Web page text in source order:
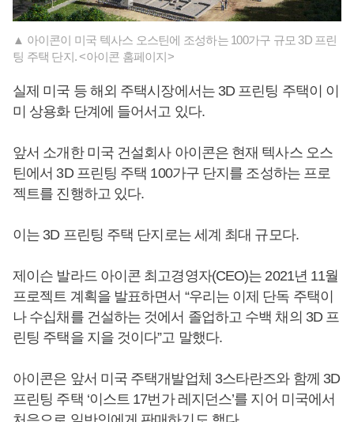
▲ 아이콘이 미국 텍사스 오스틴에 조성하는 100가구 규모 3D 프린
팅 주택 단지. <아이콘 홈페이지>
실제 미국 등 해외 주택시장에서는 3D 프린팅 주택이 이
미 상용화 단계에 들어서고 있다.
앞서 소개한 미국 건설회사 아이콘은 현재 텍사스 오스
틴에서 3D 프린팅 주택 100가구 단지를 조성하는 프로
젝트를 진행하고 있다.
이는 3D 프린팅 주택 단지로는 세계 최대 규모다.
제이슨 발라드 아이콘 최고경영자(CEO)는 2021년 11월
프로젝트 계획을 발표하면서 “우리는 이제 단독 주택이
나 수십채를 건설하는 것에서 졸업하고 수백 채의 3D 프
린팅 주택을 지을 것이다”고 말했다.
아이콘은 앞서 미국 주택개발업체 3스타란즈와 함께 3D
프린팅 주택 ‘이스트 17번가 레지던스’를 지어 미국에서